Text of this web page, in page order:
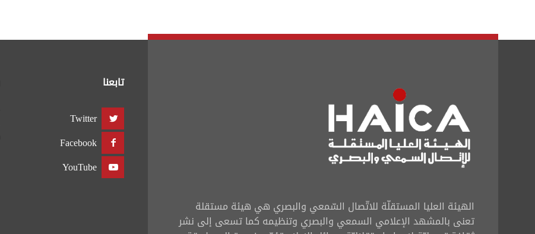
الهيئة العليا المستقلّة للاتّصال السّمعي والبصري هي هيئة مستقلة
تعنى بالمشهد الإعلامي السمعي والبصري وتنظيمه كما تسعى إلى نشر
تابعنا
Twitter
Facebook
YouTube